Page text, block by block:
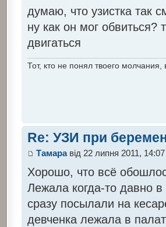
думаю, что узистка так
ну как он мог обвиться?
двигаться
Тот, кто не понял твоего
Re: УЗИ при
Тамаравід 22 липня 2011, 14:07
Хорошо, что всё
Лежала когда-то давно
сразу посылали на
девченка лежала в